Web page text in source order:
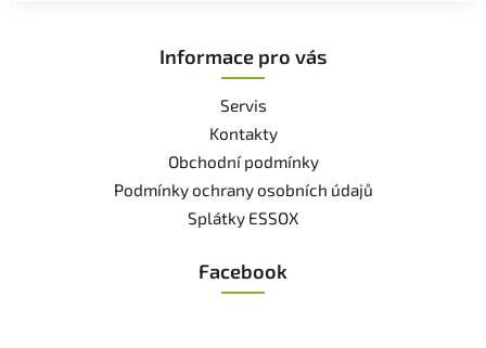
Informace pro vás
Servis
Kontakty
Obchodní podmínky
Podmínky ochrany osobních údajů
Splátky ESSOX
Facebook